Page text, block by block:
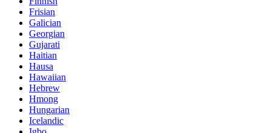
Frisian
Galician
Georgian
Gujarati
Haitian
Hausa
Hawaiian
Hebrew
Hmong
Hungarian
Icelandic